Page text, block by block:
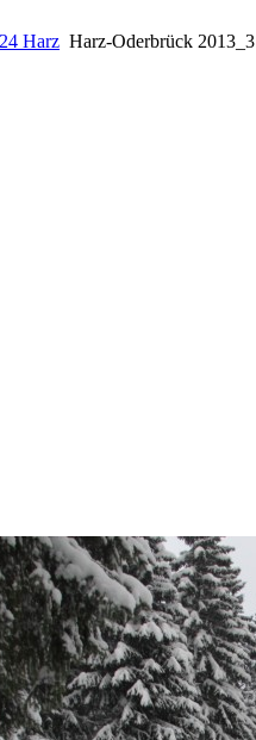
Harz Harz-Oderbrück 2013_3